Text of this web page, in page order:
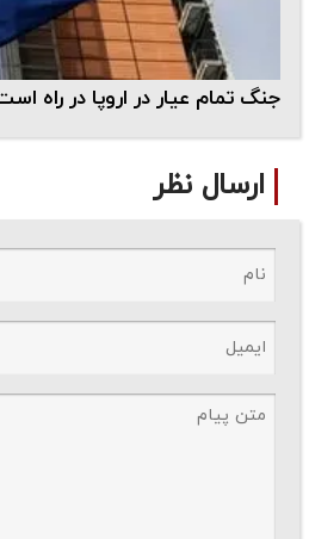
جنگ تمام عیار در اروپا در راه
ارسال نظر